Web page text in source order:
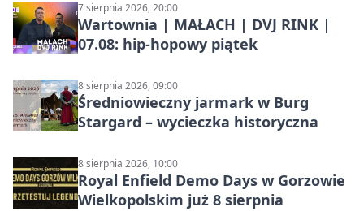
7 sierpnia 2026, 20:00
Wartownia | MAŁACH | DVJ RINK |
07.08: hip-hopowy piątek
8 sierpnia 2026, 09:00
Średniowieczny jarmark w Burg
Stargard – wycieczka historyczna
8 sierpnia 2026, 10:00
Royal Enfield Demo Days w Gorzowie
Wielkopolskim już 8 sierpnia